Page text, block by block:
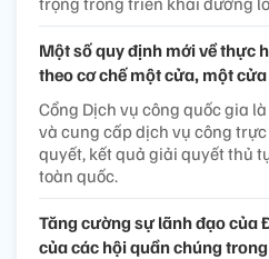
Một số quy định mới về thực
theo cơ chế một cửa, một
Cổng Dịch vụ công quốc gia
và cung cấp dịch vụ công
quyết, kết quả giải quyết thủ
toàn quốc.
Tăng cường sự lãnh đạo của
của các hội quần chúng